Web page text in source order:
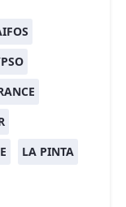
LA PINTA